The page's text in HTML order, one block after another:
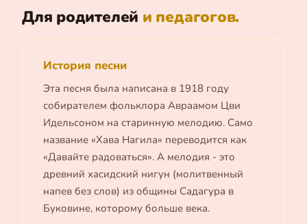
Для родителей и педагогов.
История песни
Эта песня была написана в 1918 году
собирателем фольклора Авраамом Цви
Идельсоном на старинную мелодию. Само
название «Хава Нагила» переводится как
«Давайте радоваться». А мелодия - это
древний хасидский нигун (молитвенный
напев без слов) из общины Садагура в
Буковине, которому больше века.